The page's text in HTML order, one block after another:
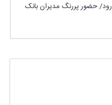
حضور پررنگ مدیران بانک